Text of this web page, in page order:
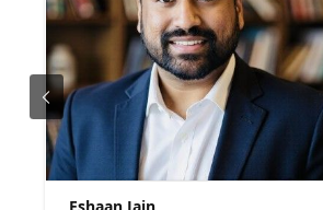
sample repo modeling a CPQ
with a hardcoded OAuth token and
protection blocking a commit in
custom regex pattern built for an
revenue-tool token format. The
security lead would actually work